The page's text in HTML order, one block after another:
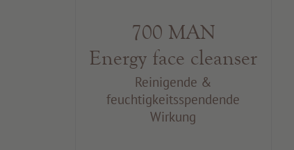
700 MAN
Energy face cleanser
Reinigende &
feuchtigkeitsspendende
Wirkung